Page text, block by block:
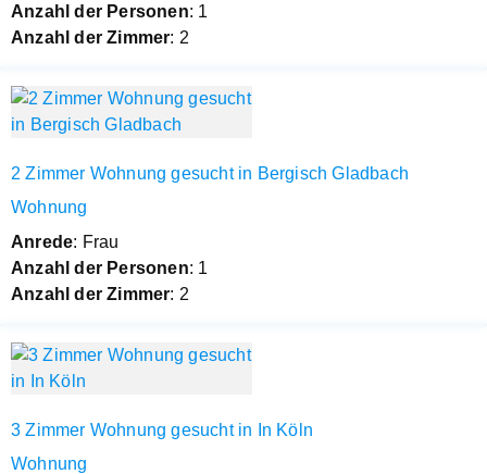
Anzahl der Personen: 1
Anzahl der Zimmer: 2
2 Zimmer Wohnung gesucht in Bergisch Gladbach
Wohnung
Anrede: Frau
Anzahl der Personen: 1
Anzahl der Zimmer: 2
3 Zimmer Wohnung gesucht in In Köln
Wohnung